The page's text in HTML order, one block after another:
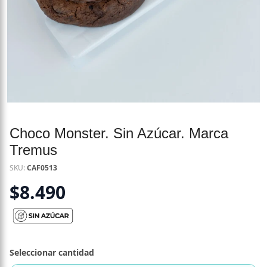
Choco Monster. Sin Azúcar. Marca
Tremus
SKU:CAF0513
$8.490
Seleccionar cantidad